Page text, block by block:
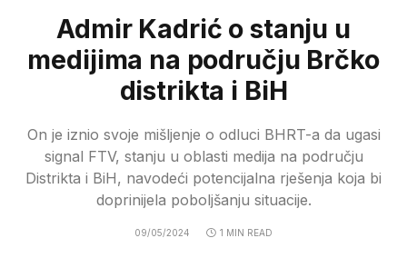
Admir Kadrić o stanju u
medijima na području Brčko
distrikta i BiH
On je iznio svoje mišljenje o odluci BHRT-a da ugasi
signal FTV, stanju u oblasti medija na području
Distrikta i BiH, navodeći potencijalna rješenja koja bi
doprinijela poboljšanju situacije.
09/05/2024 1 MIN READ